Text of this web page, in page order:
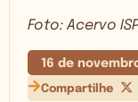
Foto: Acervo
16 de
Compartilhe